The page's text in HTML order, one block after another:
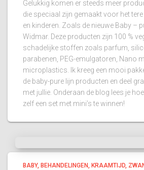
Gelukkig komen er steeds meer
die speciaal zijn gemaakt voor het tere
en kinderen. Zoals de nieuwe Baby –
Widmar. Deze producten zijn 100 %
schadelijke stoffen zoals parfum,
parabenen, PEG-emulgatoren, Nano
microplastics. Ik kreeg een mooi
de baby-pure lijn producten en deel
met jullie. Onderaan de blog lees je
zelf een set met mini’s te winnen!
BABY BEHANDELINGEN KRAAMTIJD